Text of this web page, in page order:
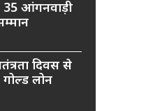
35 आंगनवाड़ी
दिवस से
लोन